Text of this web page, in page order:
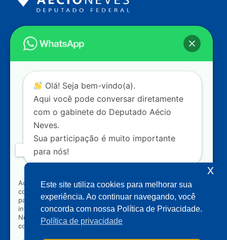
Endereço
Câmara dos Deputados
Ed. Principal, Ala C – Gabinete
Contato
dep.aecioneves@camara.leg.br
+55 (61) 3215-5964
+55 (31) 3261-0121
+55 (31) 97150-0834
Nossas redes
Acompanhe o meu mandato
Olá! Seja bem-vindo(a).
Aqui você pode conversar diretamente
com o gabinete do Deputado Aécio
Neves.
Sua participação é muito importante
para nós!
Ao clicar para iniciar o contato pelo WhatsApp, você
concorda que seus dados serão utilizados exclusivamente
para atendimento relacionado às demandas, sugestões ou
informações referentes ao mandato do Deputado Aécio
Neves. Seus dados serão tratados com sigilo e não serão
compartilhados com terceiros.
Este site utiliza cookies para melhorar sua
experiência. Ao continuar navegando, você
concorda com nossa Política de Privacidade.
Política de privacidade
x